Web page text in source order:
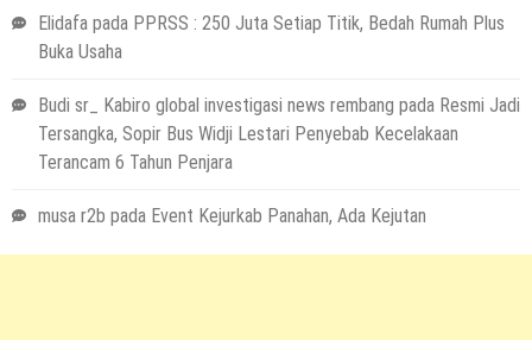
Elidafa pada PPRSS : 250 Juta Setiap Titik, Bedah Rumah Plus
Buka Usaha
Budi sr_ Kabiro global investigasi news rembang pada Resmi Jadi
Tersangka, Sopir Bus Widji Lestari Penyebab Kecelakaan
Terancam 6 Tahun Penjara
musa r2b pada Event Kejurkab Panahan, Ada Kejutan